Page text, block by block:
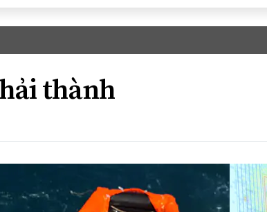
Tài chính - Ngân hàng
Xu hướng thị trường
Tiêu dùng và dư luận
Giao
thành